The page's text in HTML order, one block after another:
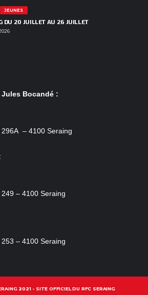
JEUNES
DU 20 JUILLET AU 26 JUILLET
Jules Bocandé :
– 4100 Seraing
– 4100 Seraing
– 4100 Seraing
2021 - SITE OFFICIEL DU RFC SERAING